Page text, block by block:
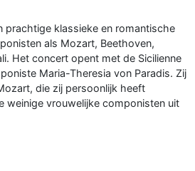
prachtige klassieke en romantische
als Mozart, Beethoven,
Het concert opent met de Sicilienne
Maria-Theresia von Paradis. Zij
die zij persoonlijk heeft
weinige vrouwelijke componisten uit